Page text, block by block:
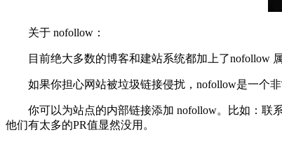
关于 nofollow：
目前绝大多数的博客和建站系统都加上了nofollow 属
如果你担心网站被垃圾链接侵扰，nofollow是一个非
你可以为站点的内部链接添加 nofollow。比如：联系
他们有太多的PR值显然没用。